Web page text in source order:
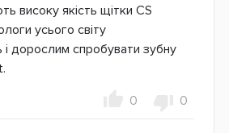
високу якість щітки CS
усього світу
дорослим спробувати зубну
0 0